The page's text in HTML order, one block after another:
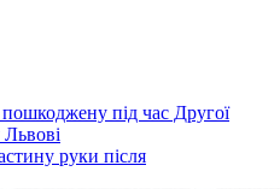
під час Другої
руки після